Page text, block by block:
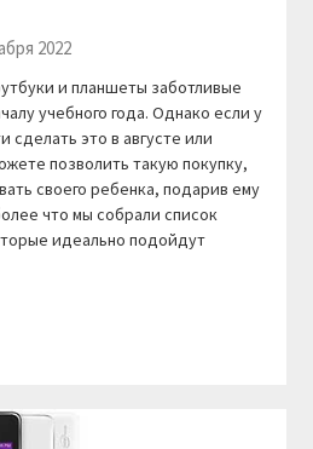
2022
и планшеты заботливые
учебного года. Однако если у
сделать это в августе или
позволить такую покупку,
своего ребенка, подарив ему
что мы собрали список
идеально подойдут